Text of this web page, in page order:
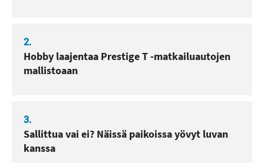
2.
Hobby laajentaa Prestige T -matkailuautojen
mallistoaan
3.
Sallittua vai ei? Näissä paikoissa yövyt luvan
kanssa